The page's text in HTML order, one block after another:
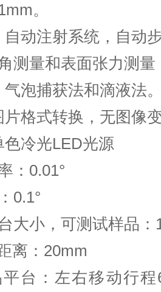
。
自动注射系统，自动
测量和表面张力测量
气泡捕获法和滴液法
片格式转换，无图像
冷光LED光源
：0.01°
0.1°
大小，可测试样品：
离：20mm
台：左右移动行